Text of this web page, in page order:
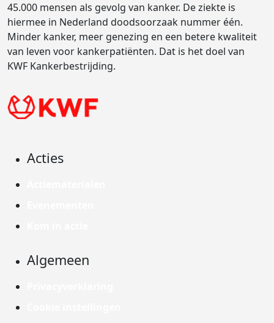
45.000 mensen als gevolg van kanker. De ziekte is
hiermee in Nederland doodsoorzaak nummer één.
Minder kanker, meer genezing en een betere kwaliteit
van leven voor kankerpatiënten. Dat is het doel van
KWF Kankerbestrijding.
Acties
Algemeen